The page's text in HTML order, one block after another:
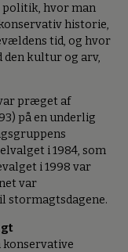
hvor man
historie,
tid, og hvor
kultur og arv,
præget af
på en underlig
i 1984, som
i 1998 var
var
stormagtsdagene.
konservative